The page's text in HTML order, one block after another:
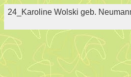
24_Karoline Wolski geb.